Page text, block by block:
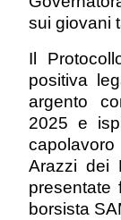
sui giovani
Il
positiva
argento
2025 e
Arazzi dei
presentate
borsista